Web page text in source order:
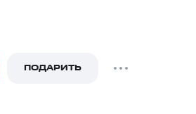
ПОДАРИТЬ